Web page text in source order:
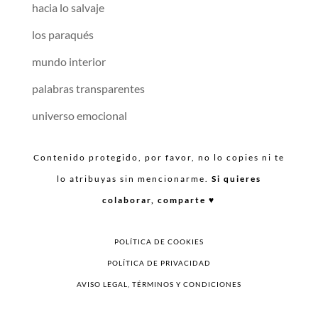
hacia lo salvaje
los paraqués
mundo interior
palabras transparentes
universo emocional
Contenido protegido, por favor, no lo copies ni te
lo atribuyas sin mencionarme. Si quieres
colaborar, comparte ♥︎
POLÍTICA DE COOKIES
POLÍTICA DE PRIVACIDAD
AVISO LEGAL, TÉRMINOS Y CONDICIONES